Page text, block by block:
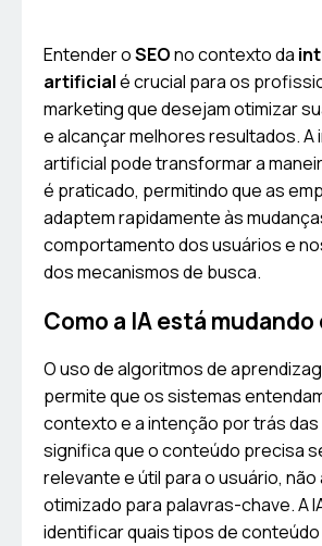
Entender oSEOno contexto da
artificialé crucial para os
marketing que desejam otimizar
e alcançar melhores resultados. A
artificial pode transformar a
é praticado, permitindo que as
adaptem rapidamente às
comportamento dos usuários e
dos mecanismos de busca.
Como a IA está mudando
O uso de algoritmos de
permite que os sistemas
contexto e a intenção por trás
significa que o conteúdo precisa
relevante e útil para o usuário, não
otimizado para palavras-chave. A
identificar quais tipos de conteúdo